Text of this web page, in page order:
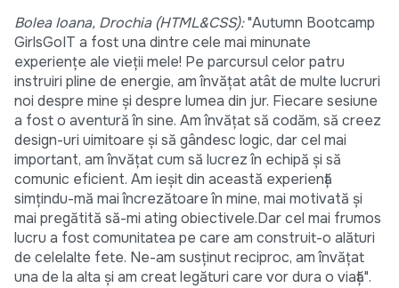
Bolea Ioana, Drochia (HTML&CSS):"Autumn Bootcamp
GirlsGoIT a fost una dintre cele mai minunate
experiențe ale vieții mele! Pe parcursul celor patru
instruiri pline de energie, am învățat atât de multe lucruri
noi despre mine și despre lumea din jur. Fiecare sesiune
a fost o aventură în sine. Am învățat să codăm, să creez
design-uri uimitoare și să gândesc logic, dar cel mai
important, am învățat cum să lucrez în echipă și să
comunic eficient. Am ieșit din această experiență
simțindu-mă mai încrezătoare în mine, mai motivată și
mai pregătită să-mi ating obiectivele.Dar cel mai frumos
lucru a fost comunitatea pe care am construit-o alături
de celelalte fete. Ne-am susținut reciproc, am învățat
una de la alta și am creat legături care vor dura o viață".